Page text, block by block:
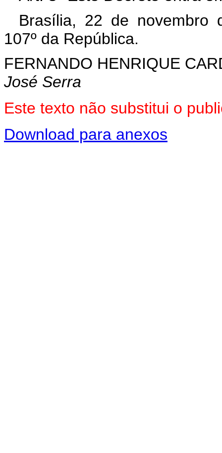
Brasília, 22 de novembro
107º da República.
FERNANDO HENRIQUE
José Serra
Este texto não substitui o
Download para anexos